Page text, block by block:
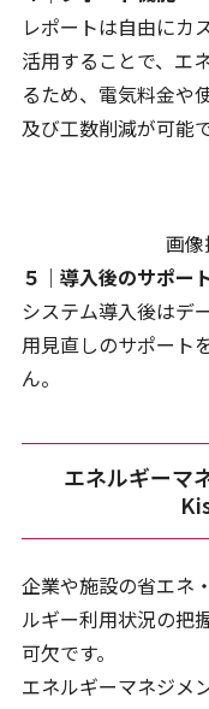
レポートは自由にカ
活用することで、エ
るため、電気料金や
及び工数削減が可能で
画
５｜導入後のサポー
システム導入後はデ
用見直しのサポート
ん。
エネルギーマ
企業や施設の省エネ
ルギー利用状況の把
可欠です。
エネルギーマネジメ